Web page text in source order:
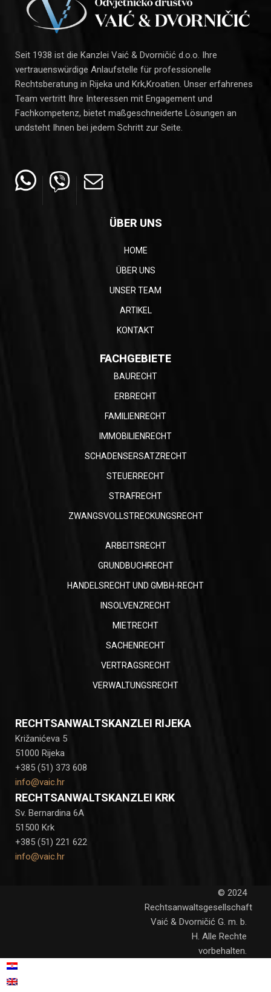
Seit 1938 ist die Kanzlei Vaić & Dvorničić d.o.o. Ihre
vertrauenswürdige Anlaufstelle für professionelle
Rechtsberatung in Rijeka und Krk,Kroatien. Unser erfahrenes
Team vertritt Ihre Interessen mit Engagement und
Fachkompetenz, bietet maßgeschneiderte Lösungen an
undsteht Ihnen bei jedem Schritt zur Seite.
ÜBER UNS
HOME
ÜBER UNS
UNSER TEAM
ARTIKEL
KONTAKT
FACHGEBIETE
BAURECHT
ERBRECHT
FAMILIENRECHT
IMMOBILIENRECHT
SCHADENSERSATZRECHT
STEUERRECHT
STRAFRECHT
ZWANGSVOLLSTRECKUNGSRECHT
ARBEITSRECHT
GRUNDBUCHRECHT
HANDELSRECHT UND GMBH-RECHT
INSOLVENZRECHT
MIETRECHT
SACHENRECHT
VERTRAGSRECHT
VERWALTUNGSRECHT
RECHTSANWALTSKANZLEI RIJEKA
Križanićeva 5
51000 Rijeka
+385 (51) 373 608
info@vaic.hr
RECHTSANWALTSKANZLEI KRK
Sv. Bernardina 6A
51500 Krk
+385 (51) 221 622
info@vaic.hr
© 2024
Rechtsanwaltsgesellschaft
Vaić & Dvorničić G. m. b.
H. Alle Rechte
vorbehalten.